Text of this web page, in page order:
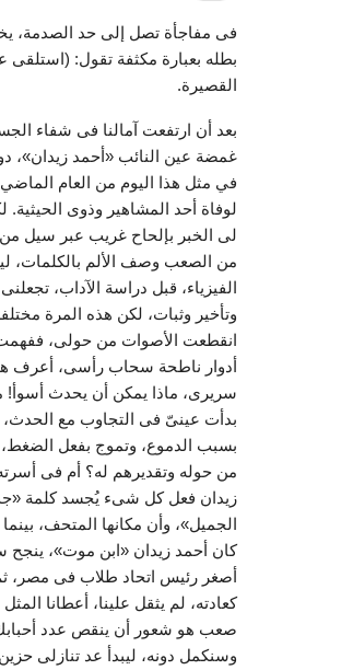
فى مفاجأة تصل إلى حد الصدمة،
بطله بعبارة مكثفة تقول: (استلقى
القصيرة.
بعد أن ارتفعت آمالنا فى شفاء
غمضة عين النائب «أحمد زيدان»،
في مثل هذا اليوم من العام
لوفاة أحد المشاهير وذوى
لى الخبر بإلحاح غريب عبر سيل من
من الصعب وصف الألم بالكلمات،
الفيزياء، قبل دراسة الآداب،
وتأخير وثبات، لكن هذه المرة
انقطعت الأصوات من حولى،
أدوار ناطحة سحاب رأسى، أعرف
سريرى، ماذا يمكن أن يحدث أسوأ!
بدأت عينىّ فى التجاوب مع الحدث،
بسبب الدموع، وتموج بفعل
من حوله وتقديرهم له؟ أم فى أسرته
زيدان فعل كل شىء يُجسد كلمة
الجميل»، وأن مكانها المتحف،
كان أحمد زيدان «ابن موت»، ينجح
أصغر رئيس اتحاد طلاب فى مصر،
كعادته، لم يثقل علينا، أعطانا
صعب هو شعور أن ينقص عدد أحبابك
وسنكمل دونه، ليبدأ عد تنازلى